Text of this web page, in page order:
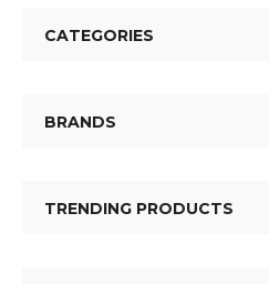
CATEGORIES
BRANDS
TRENDING PRODUCTS